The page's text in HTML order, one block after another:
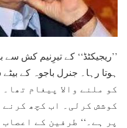
’’ریجیکٹڈ‘‘ کے تیرِنیم کش
کو ملنے والا پیغام
کوشش کرلی۔ اب کچھ
پر ہے۔‘‘ طرفین کے